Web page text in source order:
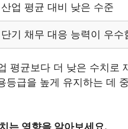
산업 평균 대비 낮은 수준
단기 채무 대응 능력이 우수
평균보다 더 낮은 수치로
등급을 높게 유지하는 데
는 영향을 알아보세요.